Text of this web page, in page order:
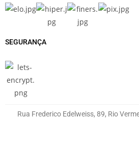
SEGURANÇA
Rua Frederico Edelweiss, 89, Rio